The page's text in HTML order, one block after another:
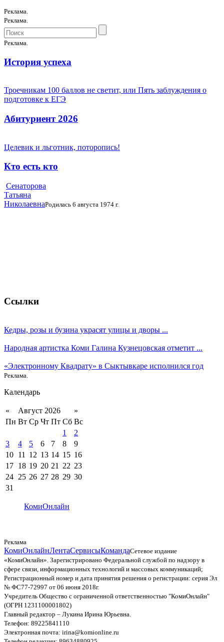
Реклама.
Реклама.
Реклама.
История успеха
Троечникам 100 баллов не светит, или Пять заблуждения о
подготовке к ЕГЭ
Абитуриент 2026
Целевик и льготник, поторопись!
Кто есть кто
Сенаторова
Татьяна
НиколаевнаРодилась 6 августа 1974 г.
Ссылки
Кедры, розы и бузина украсят улицы и дворы ...
Народная артистка Коми Галина Кузнецовская отметит ...
«Электронному Квадрату» в Сыктывкаре исполнился год
Реклама.
Календарь
« Август 2026
»
Пн Вт Ср Чт Пт Сб Вс
1
2
3
4 5 6 7 8
9
10 11 12 13 14 15 16
17 18 19 20 21 22 23
24 25 26 27 28 29 30
31
КомиОнлайн
Реклама
КомиОнлайнЛентаСервисыКомандаСетевое издание
«КомиОнлайн». Зарегистрировано Федеральной службой по надзору в
сфере связи, информационных технологий и массовых коммуникаций;
Регистрационный номер и дата принятия решения о регистрации: серия Эл
№ ФС77-72997 от 06 июня 2018г.
Учредитель Общество с ограниченной ответственностью "КомиОнлайн"
(ОГРН 1231100001802)
Главный редактор – Лукина Ирина Юрьевна.
Телефон: 89225841110
Электронная почта: irina@komionline.ru